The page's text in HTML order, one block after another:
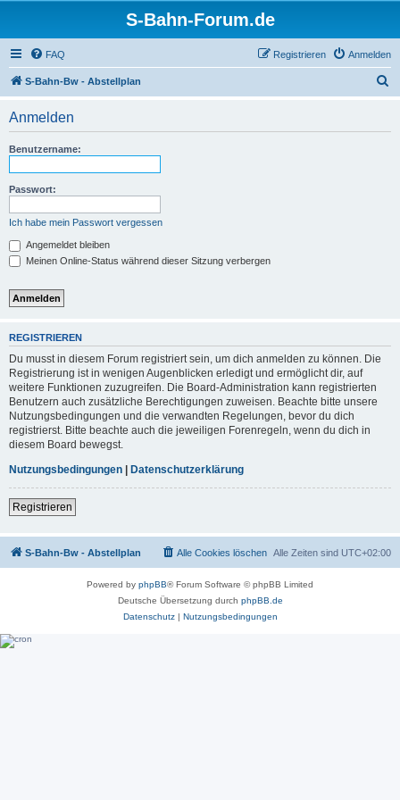
S-Bahn-Forum.de
FAQ Anmelden
Registrieren
S-Bahn-Bw - Abstellplan
Anmelden
Benutzername:
Passwort:
Ich habe mein Passwort vergessen
Angemeldet bleiben
Meinen Online-Status während dieser Sitzung verbergen
REGISTRIEREN
Du musst in diesem Forum registriert sein, um dich anmelden zu können. Die
Registrierung ist in wenigen Augenblicken erledigt und ermöglicht dir, auf
weitere Funktionen zuzugreifen. Die Board-Administration kann registrierten
Benutzern auch zusätzliche Berechtigungen zuweisen. Beachte bitte unsere
Nutzungsbedingungen und die verwandten Regelungen, bevor du dich
registrierst. Bitte beachte auch die jeweiligen Forenregeln, wenn du dich in
diesem Board bewegst.
Nutzungsbedingungen | Datenschutzerklärung
Registrieren
S-Bahn-Bw - Abstellplan Alle Zeiten sind UTC+02:00
Alle Cookies löschen
Powered by phpBB® Forum Software © phpBB Limited
Deutsche Übersetzung durch phpBB.de
Datenschutz| Nutzungsbedingungen